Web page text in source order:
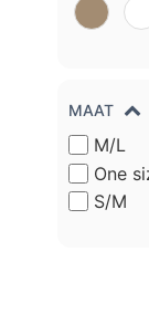
MAAT
M/L
One
S/M